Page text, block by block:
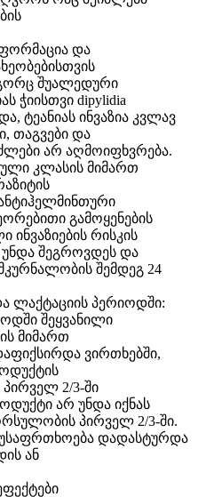
და
შუალედური
ჭიისთვი dipylidia
ტეანიას ინვაზია კვლავ
თაგვები და
არ აღმოიფხვრება.
კლასის მიმართ
გამოყენების
რისკის
შეგროვდეს და
შემდეგ 24
ლაქტაციის პერიოდში:
შეყვანილი
მიმართ
ვირთხებში,
2/3-ში
არ უნდა იქნას
პირველ 2/3-ში.
დადასტურდა
ან